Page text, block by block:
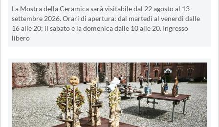
La Mostra della Ceramica sarà visitabile dal 22 agosto al 13
settembre 2026. Orari di apertura: dal martedì al venerdì dalle
16 alle 20; il sabato e la domenica dalle 10 alle 20. Ingresso
libero